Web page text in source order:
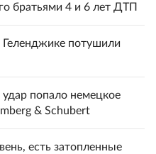
братьями 4 и 6 лет ДТП
Геленджике потушили
попало немецкое
& Schubert
есть затопленные